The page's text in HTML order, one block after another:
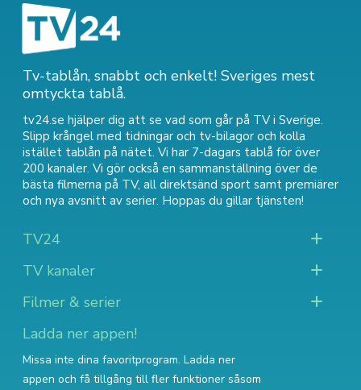
Tv-tablån, snabbt och enkelt! Sveriges mest
omtyckta tablå.
tv24.se hjälper dig att se vad som går på TV i Sverige.
Slipp krångel med tidningar och tv-bilagor och kolla
istället tablån på nätet. Vi har 7-dagars tablå för över
200 kanaler. Vi gör också en sammanställning över de
bästa filmerna på TV, all direktsänd sport samt premiärer
och nya avsnitt av serier. Hoppas du gillar tjänsten!
TV24
TV kanaler
Filmer & serier
Ladda ner appen!
Missa inte dina favoritprogram. Ladda ner
appen och få tillgång till fler funktioner såsom